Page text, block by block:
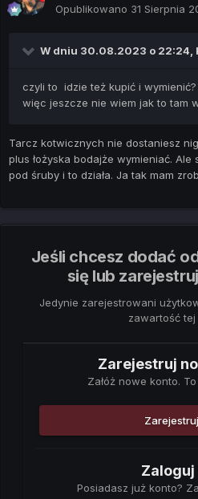
Opublikowano 31 Sierpnia
W dniu 30.08.2023 o 22:24,
czyli to idzie też kupić i wymienić?
więc jeszcze nie wiem jak to tam
Tarcz kotwicznych nie dostaniesz
plus łożyska bodajże wymieniać. Ale
pod śruby i to działa. Ja tak mam
Jeśli chcesz dodać
się lub
Jedynie zarejestrowani
zawartość tej
Zarejestruj
Załóż nowe konto.
Zaloguj
Posiadasz już konto?